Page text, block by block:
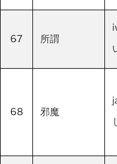
67 所謂
68 邪魔